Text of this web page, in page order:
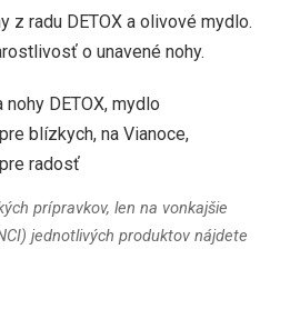
z radu DETOX a olivové mydlo.
o unavené nohy.
nohy DETOX, mydlo
blízkych, na Vianoce,
radosť
prípravkov, len na vonkajšie
jednotlivých produktov nájdete